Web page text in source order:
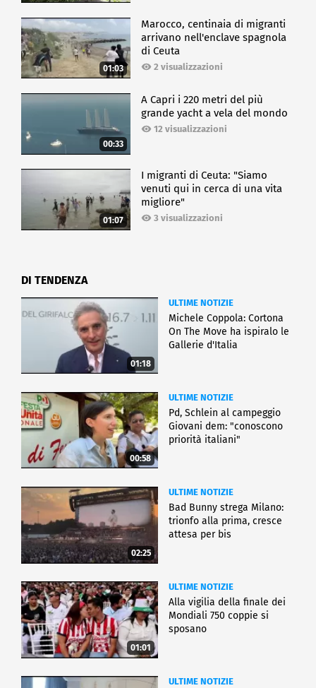
01:03
Marocco, centinaia di migranti
arrivano nell'enclave spagnola
di Ceuta
2 visualizzazioni
00:33
A Capri i 220 metri del più
grande yacht a vela del mondo
12 visualizzazioni
01:07
I migranti di Ceuta: "Siamo
venuti qui in cerca di una vita
migliore"
3 visualizzazioni
DI TENDENZA
01:18
ULTIME NOTIZIE
Michele Coppola: Cortona
On The Move ha ispiralo le
Gallerie d'Italia
00:58
ULTIME NOTIZIE
Pd, Schlein al campeggio
Giovani dem: "conoscono
priorità italiani"
02:25
ULTIME NOTIZIE
Bad Bunny strega Milano:
trionfo alla prima, cresce
attesa per bis
01:01
ULTIME NOTIZIE
Alla vigilia della finale dei
Mondiali 750 coppie si
sposano
ULTIME NOTIZIE